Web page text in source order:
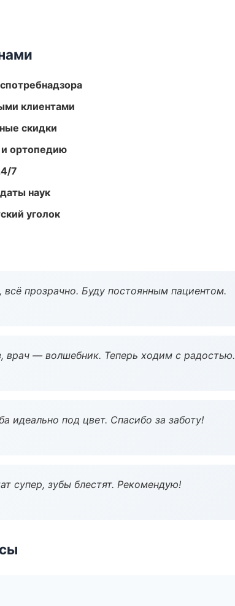
клиентами
скидки
и ортопедию
7
наук
уголок
прозрачно. Буду постоянным пациентом.
врач — волшебник. Теперь ходим с радостью.
идеально под цвет. Спасибо за заботу!
супер, зубы блестят. Рекомендую!